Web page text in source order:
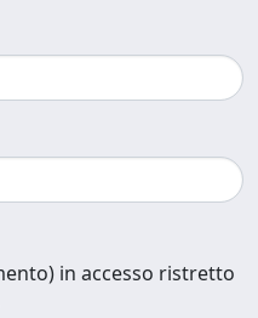
in accesso ristretto